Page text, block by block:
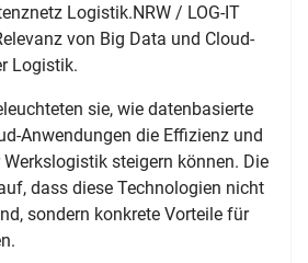
Logistik.NRW / LOG-IT
von Big Data und Cloud-
Logistik.
sie, wie datenbasierte
Anwendungen die Effizienz und
steigern können. Die
dass diese Technologien nicht
sondern konkrete Vorteile für